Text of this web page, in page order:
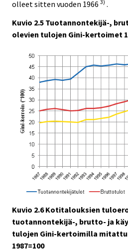
olleet sitten vuoden 1966 3) .
Kuvio 2.5 Tuotannontekijä-,
olevien tulojen Gini-kertoimet
Kuvio 2.6 Kotitalouksien
tuotannontekijä-, brutto- ja
tulojen Gini-kertoimilla
1987=100